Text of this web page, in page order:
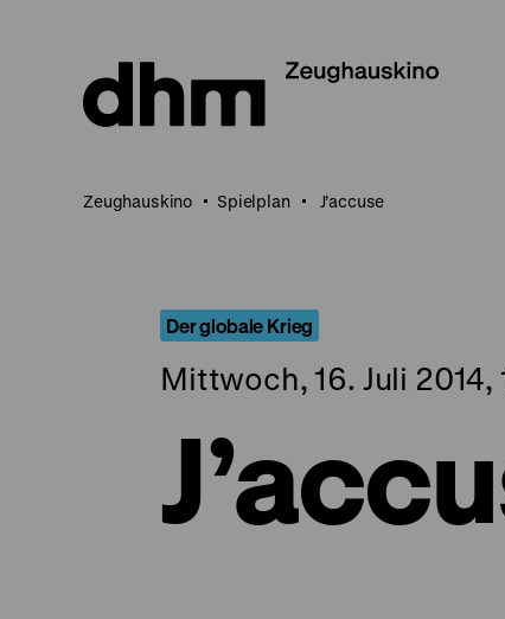
Seiteninhalt
springen
Zeughauskino Spielplan J’accuse
Der globale Krieg
Mittwoch, 16. Juli